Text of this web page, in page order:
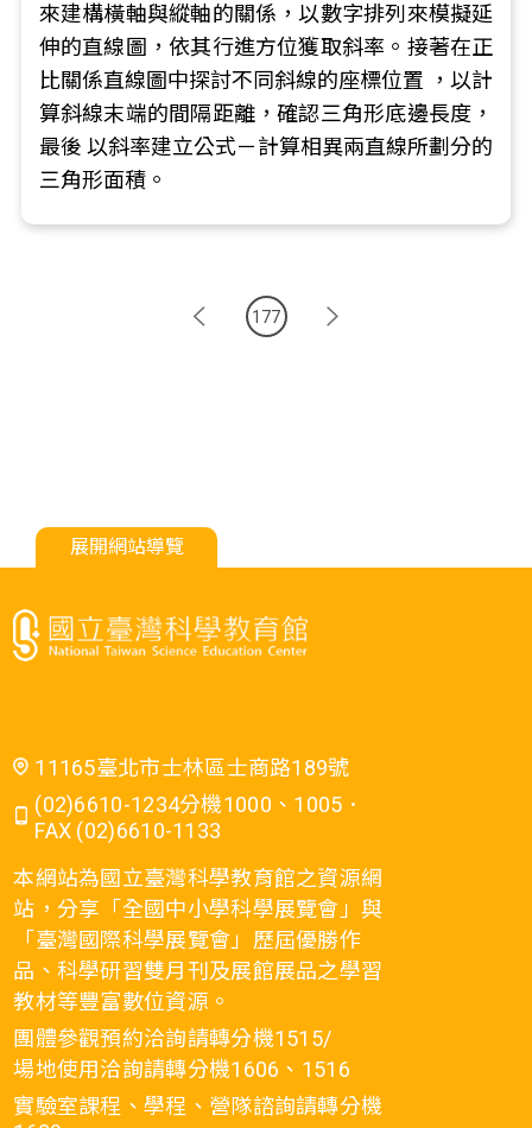
來建構橫軸與縱軸的關係，以數字排列來模擬延
伸的直線圖，依其行進方位獲取斜率。接著在正
比關係直線圖中探討不同斜線的座標位置 ，以計
算斜線末端的間隔距離，確認三角形底邊長度，
最後 以斜率建立公式－計算相異兩直線所劃分的
三角形面積。
177
展開網站導覽
11165臺北市士林區士商路189號
(02)6610-1234分機1000、1005．
FAX (02)6610-1133
本網站為國立臺灣科學教育館之資源網
站，分享「全國中小學科學展覽會」與
「臺灣國際科學展覽會」歷屆優勝作
品、科學研習雙月刊及展館展品之學習
教材等豐富數位資源。
團體參觀預約洽詢請轉分機1515/
場地使用洽詢請轉分機1606、1516
實驗室課程、學程、營隊諮詢請轉分機